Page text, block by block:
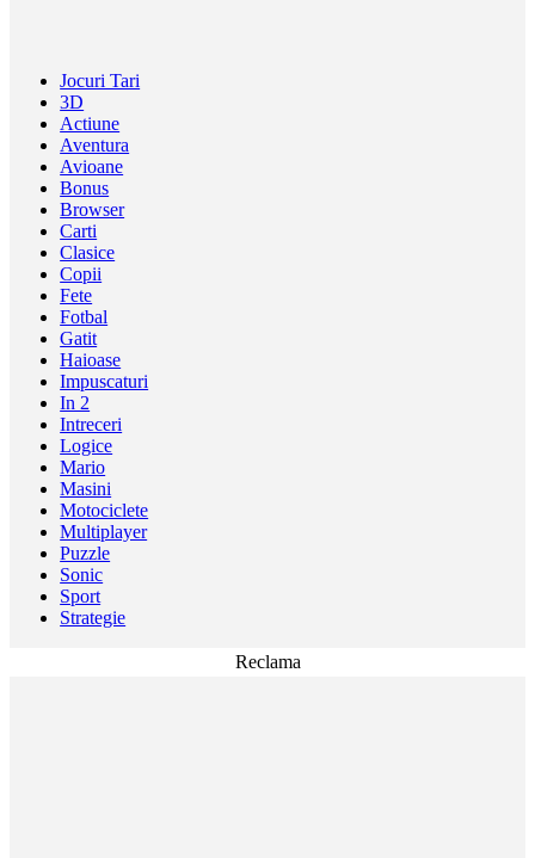
Jocuri Tari
3D
Actiune
Aventura
Avioane
Bonus
Browser
Carti
Clasice
Copii
Fete
Fotbal
Gatit
Haioase
Impuscaturi
In 2
Intreceri
Logice
Mario
Masini
Motociclete
Multiplayer
Puzzle
Sonic
Sport
Strategie
Reclama